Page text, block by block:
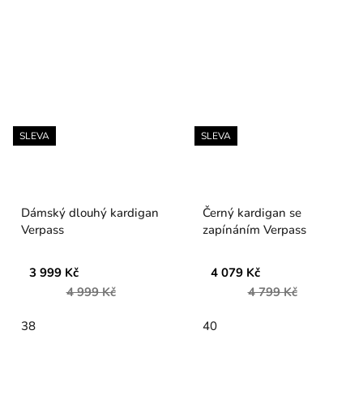
SLEVA
Dámský dlouhý kardigan
Verpass
3 999 Kč
4 999 Kč
38
SLEVA
Černý kardigan se
zapínáním Verpass
4 079 Kč
4 799 Kč
40